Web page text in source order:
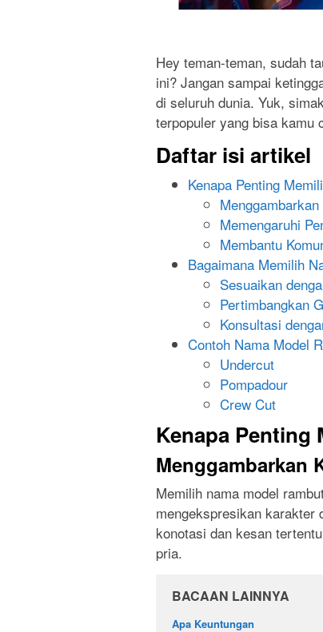
Hey teman-teman, sudah
ini? Jangan sampai
di seluruh dunia. Yuk,
terpopuler yang bisa kamu
Daftar isi artikel
Kenapa Penting
Memengaruhi
Membantu
Bagaimana Memilih
Sesuaikan
Pertimbangkan
Konsultasi
Contoh Nama Model
Undercut
Pompadour
Crew Cut
Kenapa Penting
Menggambarkan
Memilih nama model
mengekspresikan karakter
konotasi dan kesan
pria.
BACAAN LAINNYA
Apa Keuntungan